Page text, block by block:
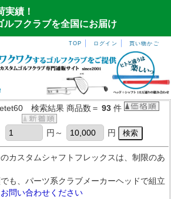
実績！
ルフクラブを全国にお届け
TOP ｜ ログイン ｜ 買い物かご
検索結果 商品数＝ 93 件
円～ 円
カスタムシャフトフレックスは、制限のあ
も、パーツ系クラブメーカーヘッドで組立
お問い合わせください